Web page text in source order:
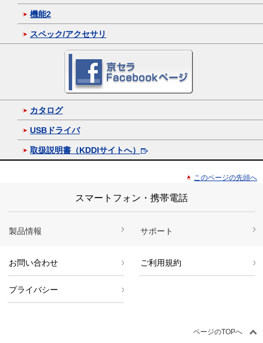
機能2
スペック/アクセサリ
カタログ
USBドライバ
取扱説明書（KDDIサイトへ）
このページの先頭へ
スマートフォン・携帯電話
製品情報 サポート
お問い合わせ ご利用規約
プライバシー
ページのTOPへ